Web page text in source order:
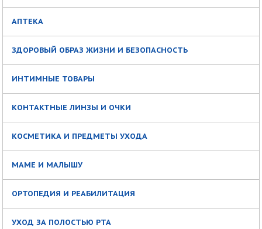
АПТЕКА
ЗДОРОВЫЙ ОБРАЗ ЖИЗНИ И БЕЗОПАСНОСТЬ
ИНТИМНЫЕ ТОВАРЫ
КОНТАКТНЫЕ ЛИНЗЫ И ОЧКИ
КОСМЕТИКА И ПРЕДМЕТЫ УХОДА
МАМЕ И МАЛЫШУ
ОРТОПЕДИЯ И РЕАБИЛИТАЦИЯ
УХОД ЗА ПОЛОСТЬЮ РТА